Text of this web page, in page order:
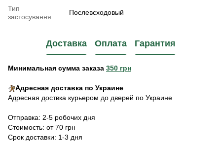
Тип
застосування
Послевсходовый
Доставка Оплата Гарантия
Минимальная сумма заказа 350 грн
Адресная доставка по Украине
Адресная доствка курьером до дверей по Украине
Отправка: 2-5 робочих дня
Стоимость: от 70 грн
Срок доставки: 1-3 дня